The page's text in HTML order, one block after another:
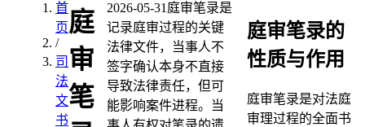
首
页
/
司
法
文
书
庭
审
笔
2026-05-31 庭审笔录是
记录庭审过程的关键
法律文件，当事人不
签字确认本身不直接
导致法律责任，但可
能影响案件进程。当
庭审笔录的
性质与作用
庭审笔录是对法庭
审理过程的全面书